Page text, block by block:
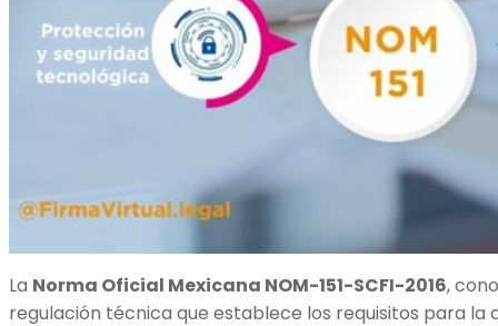
La Norma Oficial Mexicana NOM-151-SCFI-2016,
regulación técnica que establece los requisitos para la